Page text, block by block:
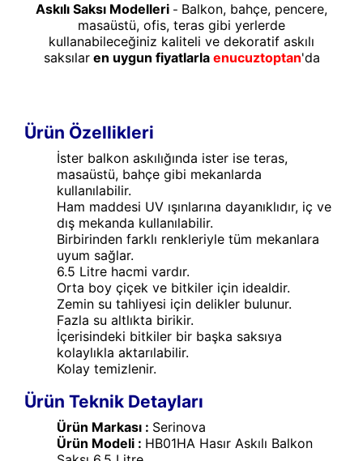
Askılı Saksı Modelleri - Balkon, bahçe, pencere,
masaüstü, ofis, teras gibi yerlerde
kullanabileceğiniz kaliteli ve dekoratif askılı
saksılar en uygun fiyatlarla enucuztoptan'da
Ürün Özellikleri
İster balkon askılığında ister ise teras,
masaüstü, bahçe gibi mekanlarda
kullanılabilir.
Ham maddesi UV ışınlarına dayanıklıdır, iç ve
dış mekanda kullanılabilir.
Birbirinden farklı renkleriyle tüm mekanlara
uyum sağlar.
6.5 Litre hacmi vardır.
Orta boy çiçek ve bitkiler için idealdir.
Zemin su tahliyesi için delikler bulunur.
Fazla su altlıkta birikir.
İçerisindeki bitkiler bir başka saksıya
kolaylıkla aktarılabilir.
Kolay temizlenir.
Ürün Teknik Detayları
Ürün Markası : Serinova
Ürün Modeli : HB01HA Hasır Askılı Balkon